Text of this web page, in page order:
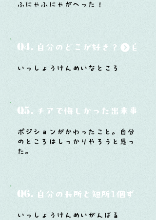
ふにゃふにゃがへった！
Q4. 自分のどこが好き？
いっしょうけんめいなところ
Q5. チアで悔しかった出来事と
ポジションがかわったこと。自分
のところはしっかりやろうと思っ
た。
Q6. 自分の長所と短所1個ずつ
いっしょうけんめいがんばる